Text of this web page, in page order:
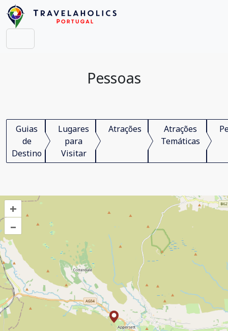
Pessoas
Guias
de
Destino
Lugares
para
Visitar
Atrações
Atrações
Temáticas
+
–